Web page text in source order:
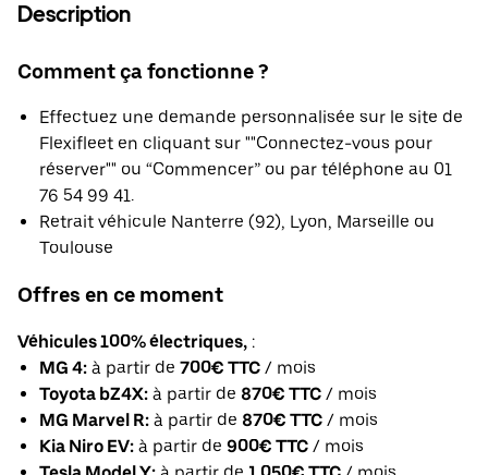
Description
Comment ça fonctionne ?
Effectuez une demande personnalisée sur le site de
Flexifleet en cliquant sur ""Connectez-vous pour
réserver"" ou “Commencer” ou par téléphone au 01
76 54 99 41.
Retrait véhicule Nanterre (92), Lyon, Marseille ou
Toulouse
Offres en ce moment
Véhicules 100% électriques, :
MG 4: à partir de 700€ TTC / mois
Toyota bZ4X: à partir de 870€ TTC / mois
MG Marvel R: à partir de 870€ TTC / mois
Kia Niro EV: à partir de 900€ TTC / mois